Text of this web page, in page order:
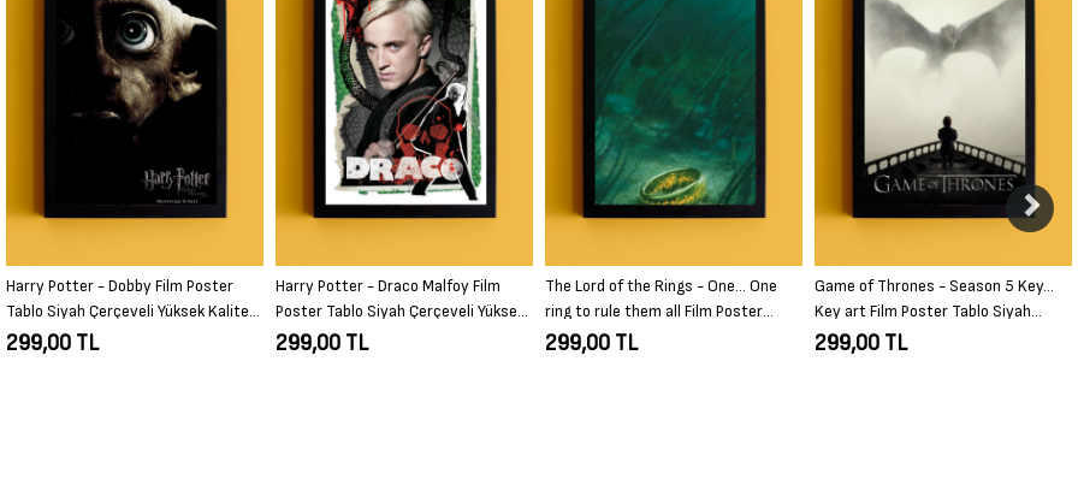
Harry Potter - Draco Malfoy Film
Poster Tablo Siyah Çerçeveli Yüksek
Kalite Film Duvar Tablo
299,00 TL
The Lord of the Rings - One… One
ring to rule them all Film Poster
Tablo Siyah Çerçeveli Yüksek Kalite
299,00 TL
Game of Thrones - Season 5 Key…
Key art Film Poster Tablo Siyah
Çerçeveli Yüksek Kalite Film Duvar
299,00 TL
Beetlejuice Film Poster Tablo Siyah
Çerçeveli Yüksek Kalite Film Duvar
Tablo
299,00 TL